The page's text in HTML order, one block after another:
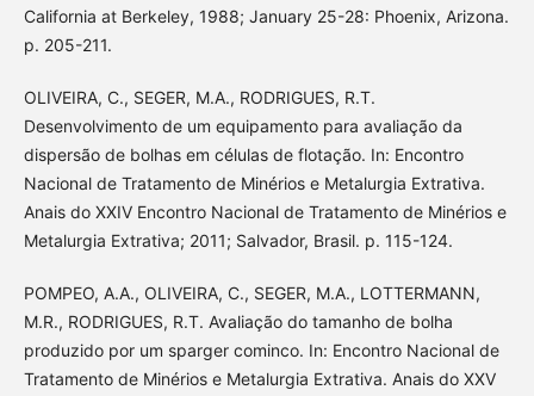
California at Berkeley, 1988; January 25-28: Phoenix, Arizona.
p. 205-211.
OLIVEIRA, C., SEGER, M.A., RODRIGUES, R.T.
Desenvolvimento de um equipamento para avaliação da
dispersão de bolhas em células de flotação. In: Encontro
Nacional de Tratamento de Minérios e Metalurgia Extrativa.
Anais do XXIV Encontro Nacional de Tratamento de Minérios e
Metalurgia Extrativa; 2011; Salvador, Brasil. p. 115-124.
POMPEO, A.A., OLIVEIRA, C., SEGER, M.A., LOTTERMANN,
M.R., RODRIGUES, R.T. Avaliação do tamanho de bolha
produzido por um sparger cominco. In: Encontro Nacional de
Tratamento de Minérios e Metalurgia Extrativa. Anais do XXV